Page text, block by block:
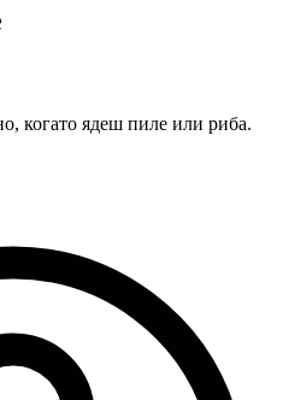
когато ядеш пиле или риба.